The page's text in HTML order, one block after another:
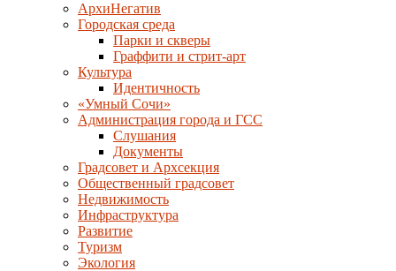
АрхиНегатив
Городская среда
Парки и скверы
Граффити и стрит-арт
Культура
Идентичность
«Умный Сочи»
Администрация города и ГСС
Слушания
Документы
Градсовет и Архсекция
Общественный градсовет
Недвижимость
Инфраструктура
Развитие
Туризм
Экология